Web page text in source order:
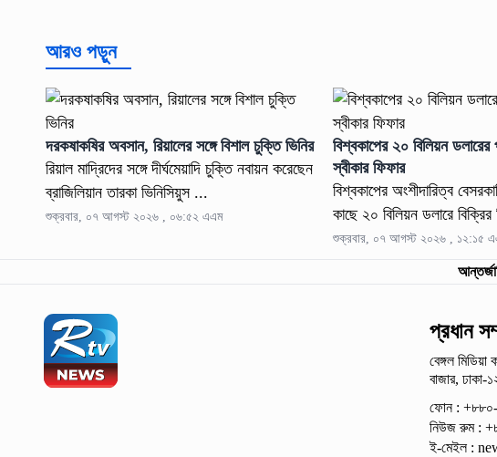
আরও পড়ুন
দরকষাকষির অবসান, রিয়ালের সঙ্গে বিশাল চুক্তি ভিনির
রিয়াল মাদ্রিদের সঙ্গে দীর্ঘমেয়াদি চুক্তি নবায়ন করেছেন
ব্রাজিলিয়ান তারকা ভিনিসিয়ুস ...
শুক্রবার, ০৭ আগস্ট ২০২৬ , ০৬:৫২ এএম
বিশ্বকাপের ২০ বিলিয়ন ডলারের
স্বীকার ফিফার
বিশ্বকাপের অংশীদারিত্ব
কাছে ২০ বিলিয়ন ডলারে বিক্রির
শুক্রবার, ০৭ আগস্ট ২০২৬ , ১২:১৫
প্রধান
বেঙ্গল
বাজার, ঢাকা-
ফোন :
নিউজ রুম :
ই-মেইল :